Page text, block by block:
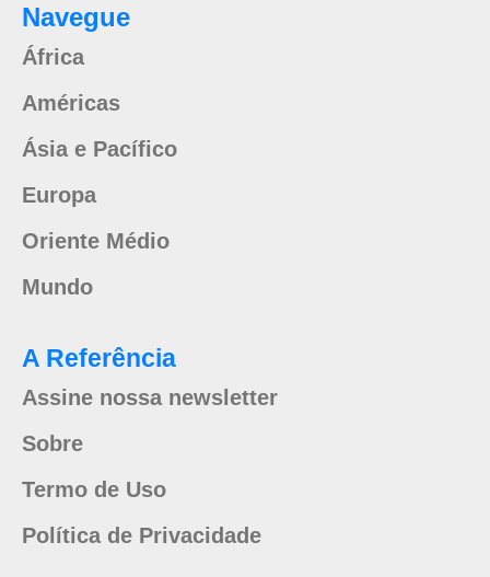
Navegue
África
Américas
Ásia e Pacífico
Europa
Oriente Médio
Mundo
A Referência
Assine nossa newsletter
Sobre
Termo de Uso
Política de Privacidade